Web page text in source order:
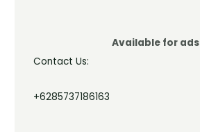
Available for ads
Contact Us:
+6285737186163